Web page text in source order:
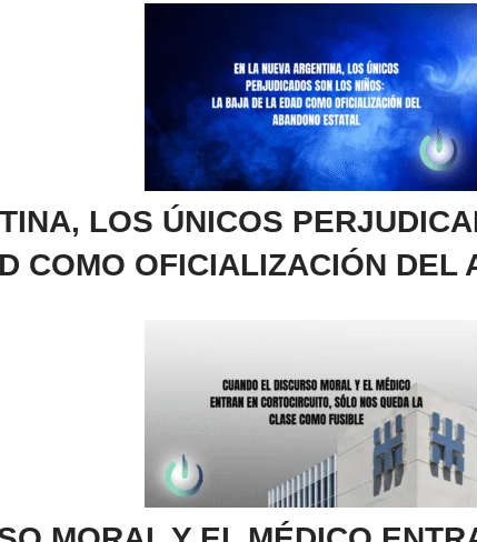
LOS ÚNICOS
COMO OFICIALIZACIÓN DEL